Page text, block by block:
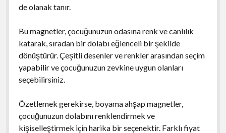
de olanak tanır.
Bu magnetler, çocuğunuzun odasına renk ve canlılık
katarak, sıradan bir dolabı eğlenceli bir şekilde
dönüştürür. Çeşitli desenler ve renkler arasından seçim
yapabilir ve çocuğunuzun zevkine uygun olanları
seçebilirsiniz.
Özetlemek gerekirse, boyama ahşap magnetler,
çocuğunuzun dolabını renklendirmek ve
kişiselleştirmek için harika bir seçenektir. Farklı fiyat